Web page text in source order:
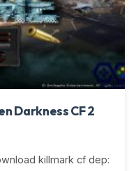
Darkness CF 2
killmark cf dep: